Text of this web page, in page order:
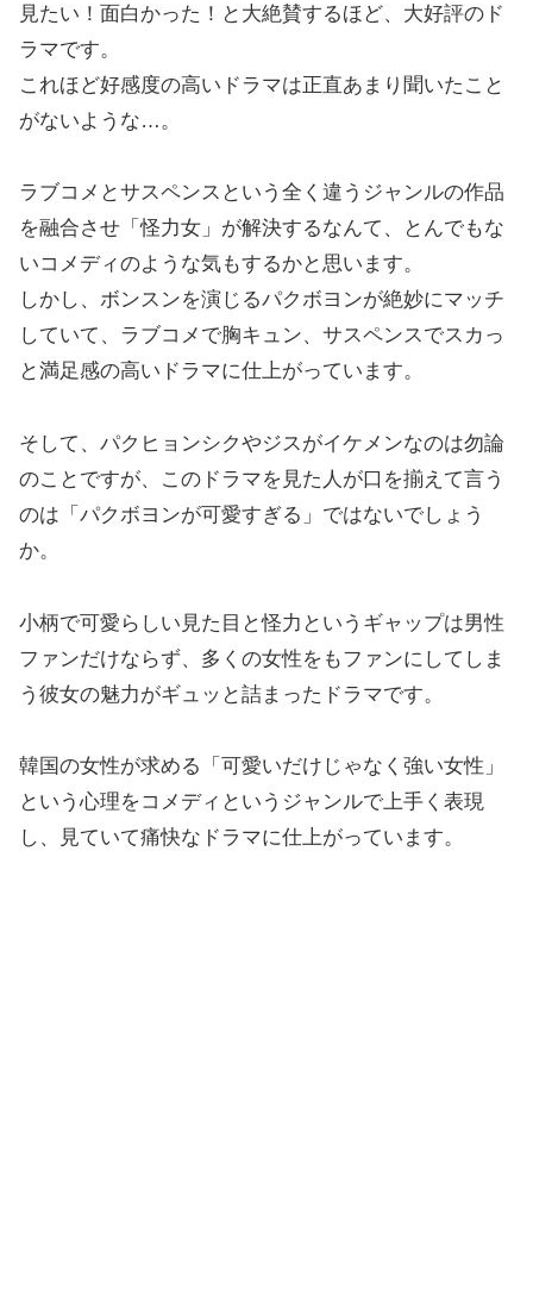
見たい！面白かった！と大絶賛するほど、大好評のド
ラマです。
これほど好感度の高いドラマは正直あまり聞いたこと
がないような…。
ラブコメとサスペンスという全く違うジャンルの作品
を融合させ「怪力女」が解決するなんて、とんでもな
いコメディのような気もするかと思います。
しかし、ボンスンを演じるパクボヨンが絶妙にマッチ
していて、ラブコメで胸キュン、サスペンスでスカっ
と満足感の高いドラマに仕上がっています。
そして、パクヒョンシクやジスがイケメンなのは勿論
のことですが、このドラマを見た人が口を揃えて言う
のは「パクボヨンが可愛すぎる」ではないでしょう
か。
小柄で可愛らしい見た目と怪力というギャップは男性
ファンだけならず、多くの女性をもファンにしてしま
う彼女の魅力がギュッと詰まったドラマです。
韓国の女性が求める「可愛いだけじゃなく強い女性」
という心理をコメディというジャンルで上手く表現
し、見ていて痛快なドラマに仕上がっています。